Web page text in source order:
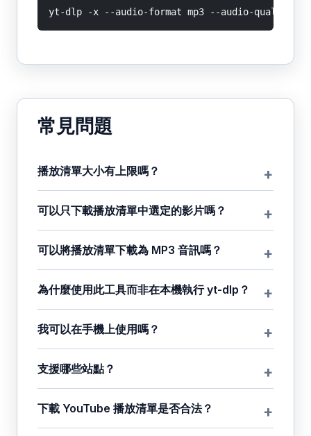
yt-dlp -x --audio-format mp3 --audio-quality 0
常見問題
播放清單大小有上限嗎？
可以只下載播放清單中選定的影片嗎？
可以將播放清單下載為 MP3 音訊嗎？
為什麼使用此工具而非在本機執行 yt-dlp？
我可以在手機上使用嗎？
支援哪些站點？
下載 YouTube 播放清單是否合法？